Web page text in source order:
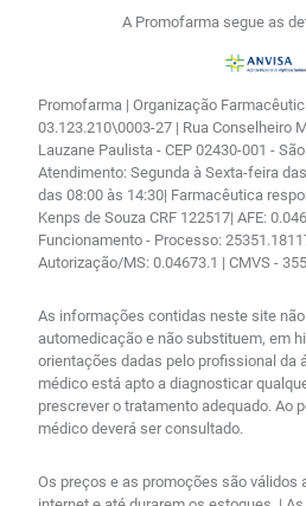
A Promofarma segue as
Promofarma | Organização
03.123.210\0003-27 | Rua Conselheiro
Lauzane Paulista - CEP 02430-001 -
Atendimento: Segunda à Sexta-feira
das 08:00 às 14:30| Farmacêutica
Kenps de Souza CRF 122517| AFE:
Funcionamento - Processo:
Autorização/MS: 0.04673.1 | CMVS -
As informações contidas neste site
automedicação e não substituem, em
orientações dadas pelo profissional da
médico está apto a diagnosticar
prescrever o tratamento adequado. Ao
médico deverá ser consultado.
Os preços e as promoções são válidos